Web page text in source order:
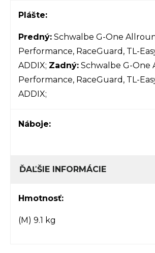
Plášte:
Predný: Schwalbe G-One
Performance, RaceGuard, TL-
ADDIX; Zadný: Schwalbe G-One
Performance, RaceGuard, TL-
ADDIX;
Náboje:
ĎAĽŠIE INFORMÁCIE
Hmotnosť:
(M) 9.1 kg